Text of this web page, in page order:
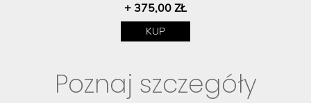
+ 375,00 ZŁ
KUP
Poznaj szczegóły